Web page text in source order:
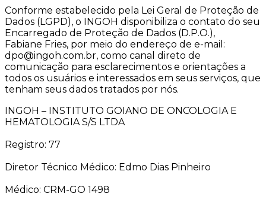
Conforme estabelecido pela Lei Geral de Proteção de
Dados (LGPD), o INGOH disponibiliza o contato do seu
Encarregado de Proteção de Dados (D.P.O.),
Fabiane Fries, por meio do endereço de e-mail:
dpo@ingoh.com.br, como canal direto de
comunicação para esclarecimentos e orientações a
todos os usuários e interessados em seus serviços, que
tenham seus dados tratados por nós.
INGOH – INSTITUTO GOIANO DE ONCOLOGIA E
HEMATOLOGIA S/S LTDA
Registro: 77
Diretor Técnico Médico: Edmo Dias Pinheiro
Médico: CRM-GO 1498